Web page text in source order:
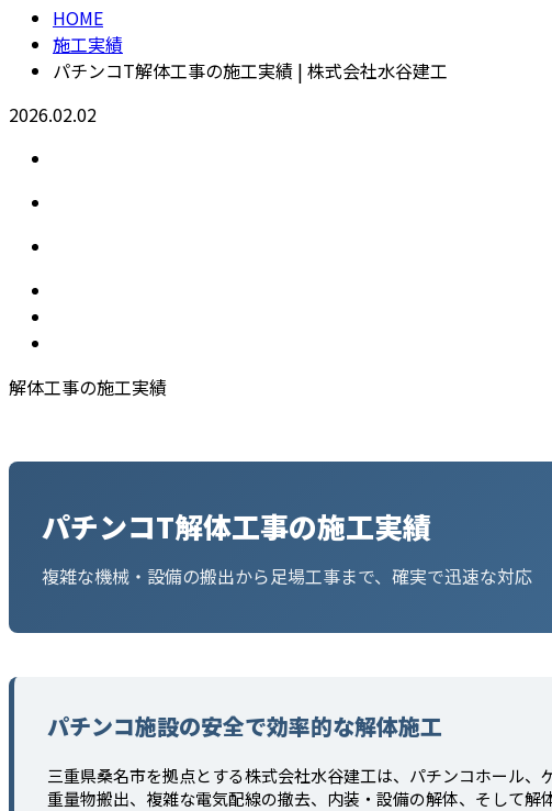
HOME
施工実績
パチンコT解体工事の施工実績 | 株式会社水谷建工
2026.02.02
解体工事の施工実績
パチンコT解体工事の施工実績
複雑な機械・設備の搬出から足場工事まで、確実で迅速な対応
パチンコ施設の安全で効率的な解体施工
三重県桑名市を拠点とする株式会社水谷建工は、パチンコホール
重量物搬出、複雑な電気配線の撤去、内装・設備の解体、そして解